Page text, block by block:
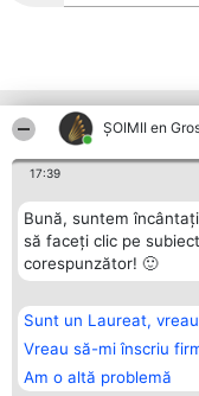
ȘOIMII en
17:39
Bună, suntem
să faceți clic pe
corespunzător! 🙂
Sunt un Laureat,
Vreau să-mi înscriu
Am o altă problemă
Alte firme
Organizator Ranking
BRIGHT SOLUTIONS BR SRL
Aleea Timisul De Sus 2 Bl. A30
Sc. A Et. 4 Ap. 13 Cod 061952
București
tel: +40 770 990 492